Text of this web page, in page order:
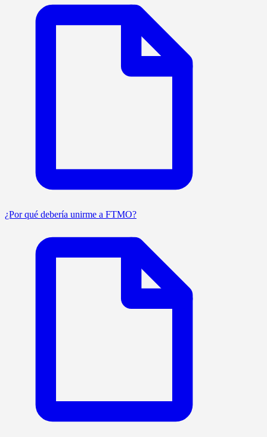
¿Por qué debería unirme a FTMO?